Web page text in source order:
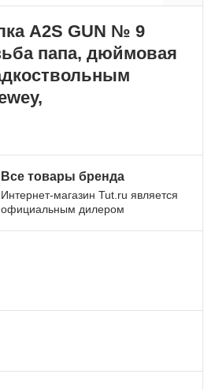
A2S GUN № 9
папа, дюймовая
Все товары бренда
Интернет-магазин Tut.ru является
официальным дилером